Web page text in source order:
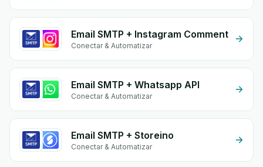
Email SMTP + Instagram Comment
Conectar & Automatizar
Email SMTP + Whatsapp API
Conectar & Automatizar
Email SMTP + Storeino
Conectar & Automatizar